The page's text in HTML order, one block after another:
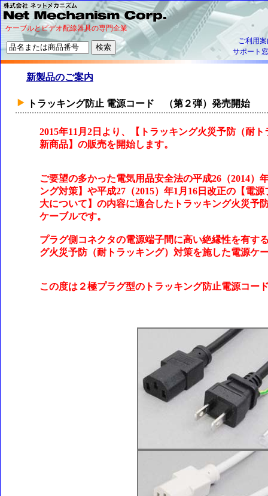
ケーブルとビデオ配線器具の専門企業
ご利用
サポート
新製品のご案内
トラッキング防止 電源コード （第２弾）発売開始
2015年11月2日より、【トラッキング火災予防（耐
新商品】の販売を開始します。
ご要望の多かった電気用品安全法の平成26（2014）
ング対策】や平成27（2015）年1月16日改正の【電
大について】の内容に適合したトラッキング火災予
ケーブルです。
プラグ側コネクタの電源端子間に高い絶縁性を有す
グ火災予防（耐トラッキング）対策を施した電源ケ
この度は２極プラグ型のトラッキング防止電源コー